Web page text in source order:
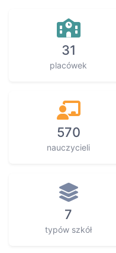
31
placówek
570
nauczycieli
7
typów szkół